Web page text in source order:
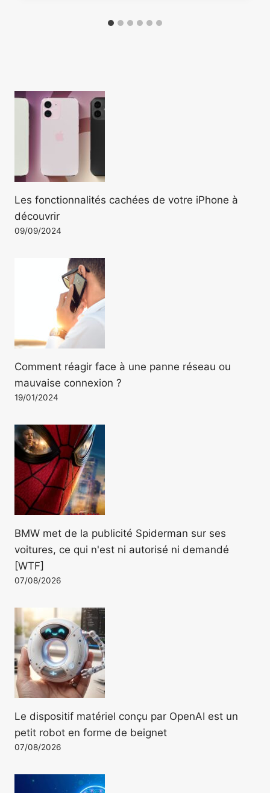
Les fonctionnalités cachées de votre iPhone à
découvrir
09/09/2024
Comment réagir face à une panne réseau ou
mauvaise connexion ?
19/01/2024
BMW met de la publicité Spiderman sur ses
voitures, ce qui n'est ni autorisé ni demandé
[WTF]
07/08/2026
Le dispositif matériel conçu par OpenAI est un
petit robot en forme de beignet
07/08/2026